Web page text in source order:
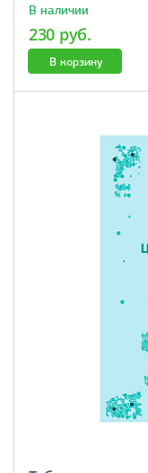
В наличии
230 руб.
В корзину